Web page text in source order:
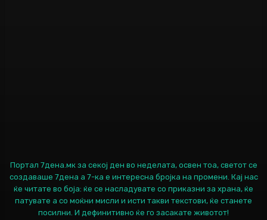
Портал 7дена.мк за секој ден во неделата, освен тоа, светот се
создаваше 7дена а 7-ка е интересна бројка на промени. Кај нас
ќе читате во боја: ќе се насладувате со приказни за храна, ќе
патувате а со моќни мисли и исти такви текстови, ќе станете
посилни. И дефинитивно ќе го засакате животот!